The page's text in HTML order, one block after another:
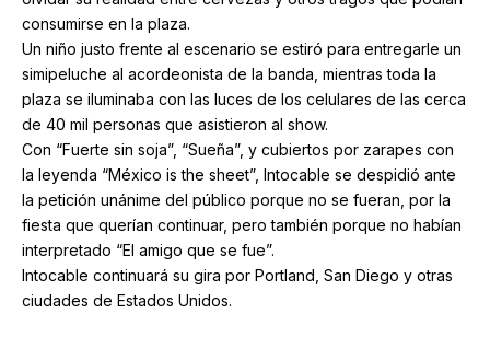
consumirse en la plaza.
Un niño justo frente al escenario se estiró para entregarle un
simipeluche al acordeonista de la banda, mientras toda la
plaza se iluminaba con las luces de los celulares de las cerca
de 40 mil personas que asistieron al show.
Con “Fuerte sin soja”, “Sueña”, y cubiertos por zarapes con
la leyenda “México is the sheet”, Intocable se despidió ante
la petición unánime del público porque no se fueran, por la
fiesta que querían continuar, pero también porque no habían
interpretado “El amigo que se fue”.
Intocable continuará su gira por Portland, San Diego y otras
ciudades de Estados Unidos.